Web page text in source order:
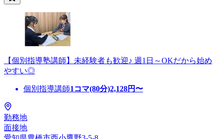
【個別指導塾講師】未経験者も歓迎♪ 週1日～OKだから始め
やすい◎
個別指導講師1コマ(80分)2,128円〜
勤務地
面接地